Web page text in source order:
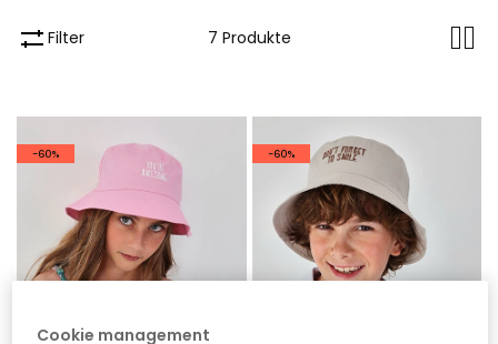
Filter 7 Produkte
-60% -60%
Cookie management